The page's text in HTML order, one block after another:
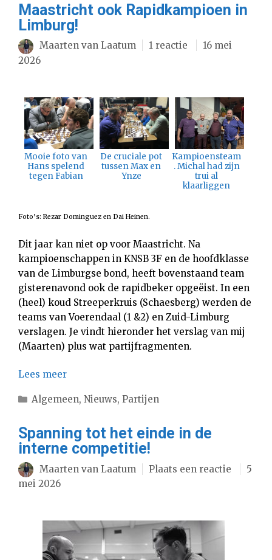
Maastricht ook Rapidkampioen in
Limburg!
Maarten van Laatum 1 reactie
16 mei
2026
Mooie foto van
Hans spelend
tegen Fabian
De cruciale pot
tussen Max en
Ynze
Kampioensteam
. Michal had zijn
trui al
klaarliggen
Foto’s: Rezar Dominguez en Dai Heinen.
Dit jaar kan niet op voor Maastricht. Na
kampioenschappen in KNSB 3F en de hoofdklasse
van de Limburgse bond, heeft bovenstaand team
gisterenavond ook de rapidbeker opgeëist. In een
(heel) koud Streeperkruis (Schaesberg) werden de
teams van Voerendaal (1 &2) en Zuid-Limburg
verslagen. Je vindt hieronder het verslag van mij
(Maarten) plus wat partijfragmenten.
Lees meer
Categorieën
Algemeen, Nieuws, Partijen
Spanning tot het einde in de
interne competitie!
Maarten van Laatum Plaats een reactie
5
mei 2026